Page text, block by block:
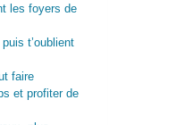
les foyers de
t’oublient
faire
et profiter de